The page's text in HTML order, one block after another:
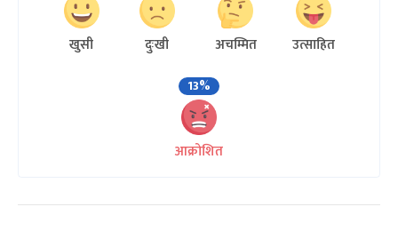
खुसी दुःखी अचम्मित
उत्साहित
13%
आक्रोशित